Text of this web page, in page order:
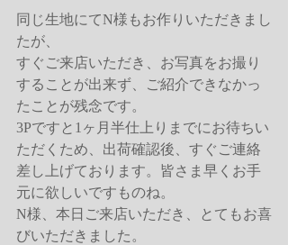
同じ生地にてN様もお作りいただきまし
たが、
すぐご来店いただき、お写真をお撮り
することが出来ず、ご紹介できなかっ
たことが残念です。
3Pですと1ヶ月半仕上りまでにお待ちい
ただくため、出荷確認後、すぐご連絡
差し上げております。皆さま早くお手
元に欲しいですものね。
N様、本日ご来店いただき、とてもお喜
びいただきました。